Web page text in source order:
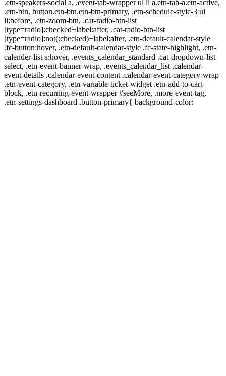
.etn-speakers-social a, .event-tab-wrapper ul li a.etn-tab-a.etn-active,
.etn-btn, button.etn-btn.etn-btn-primary, .etn-schedule-style-3 ul
li:before, .etn-zoom-btn, .cat-radio-btn-list
[type=radio]:checked+label:after, .cat-radio-btn-list
[type=radio]:not(:checked)+label:after, .etn-default-calendar-style
.fc-button:hover, .etn-default-calendar-style .fc-state-highlight, .etn-
calender-list a:hover, .events_calendar_standard .cat-dropdown-list
select, .etn-event-banner-wrap, .events_calendar_list .calendar-
event-details .calendar-event-content .calendar-event-category-wrap
.etn-event-category, .etn-variable-ticket-widget .etn-add-to-cart-
block, .etn-recurring-event-wrapper #seeMore, .more-event-tag,
.etn-settings-dashboard .button-primary{ background-color: